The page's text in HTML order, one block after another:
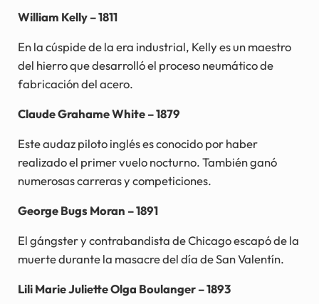
William Kelly – 1811
En la cúspide de la era industrial, Kelly es un maestro
del hierro que desarrolló el proceso neumático de
fabricación del acero.
Claude Grahame White – 1879
Este audaz piloto inglés es conocido por haber
realizado el primer vuelo nocturno. También ganó
numerosas carreras y competiciones.
George Bugs Moran – 1891
El gángster y contrabandista de Chicago escapó de la
muerte durante la masacre del día de San Valentín.
Lili Marie Juliette Olga Boulanger – 1893